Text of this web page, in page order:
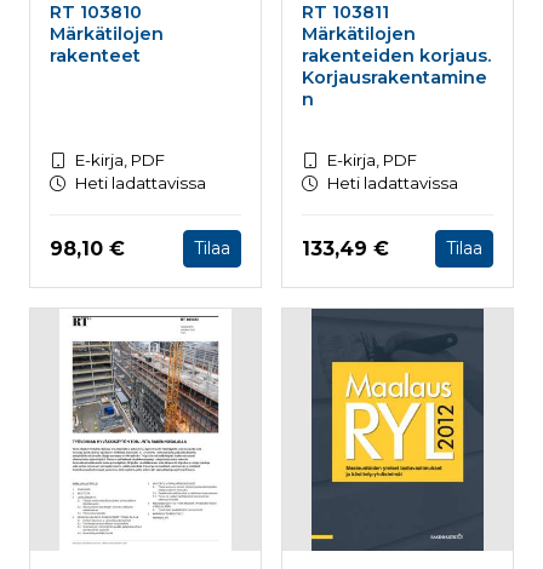
RT 103810
Märkätilojen
rakenteet
E-kirja, PDF
Heti ladattavissa
Hinta nyt
98,10 € Tilaa
RT 103811
Märkätilojen
rakenteiden korjaus.
Korjausrakentamine
n
E-kirja, PDF
Heti ladattavissa
Hinta nyt
133,49 € Tilaa